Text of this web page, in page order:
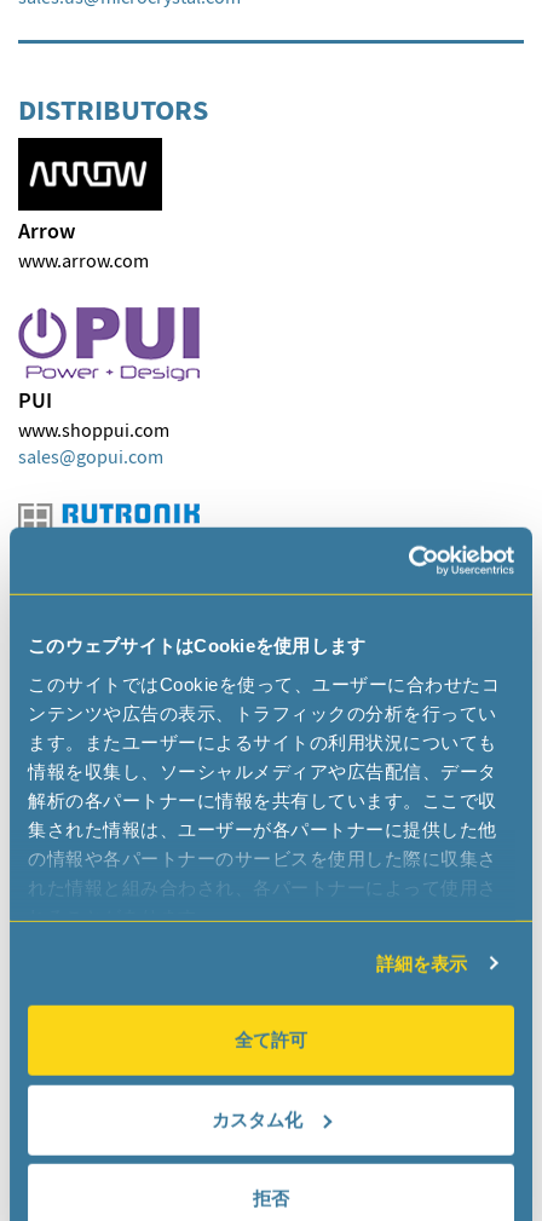
このウェブサイトはCookieを使用します
このサイトではCookieを使って、ユーザーに合わせたコ
ンテンツや広告の表示、トラフィックの分析を行ってい
ます。またユーザーによるサイトの利用状況についても
情報を収集し、ソーシャルメディアや広告配信、データ
解析の各パートナーに情報を共有しています。ここで収
集された情報は、ユーザーが各パートナーに提供した他
の情報や各パートナーのサービスを使用した際に収集さ
れた情報と組み合わされ、各パートナーによって使用さ
詳細を表示
全て許可
カスタム化
拒否
DISTRIBUTORS
Arrow
www.arrow.com
PUI
www.shoppui.com
sales
gopui com
Rutronik
sales-na
rutronik com
WDI USA Corporation
www.wdi-usa.com
sales
wdi-usa com
SemiTech Solutions, Inc.
rbegin
stechsolutions com